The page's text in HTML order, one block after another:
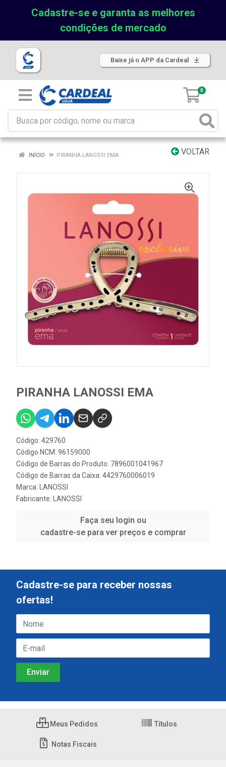
Cadastre-se e garanta as melhores
condições de mercado
Baixe já o APP da Cardeal
0
VOLTAR
INÍCIO PIRANHA LANOSSI EMA
PIRANHA LANOSSI EMA
Código: 429760
Código NCM: 96159000
Código de Barras do Produto: 7896001041967
Código de Barras da Caixa: 4429760006019
Marca:
LANOSSI
Fabricante:
LANOSSI
Faça seu login ou
cadastre-se para ver preços e comprar
Cadastre-se para receber nossas
ofertas!
Meus Pedidos Títulos
Notas Fiscais